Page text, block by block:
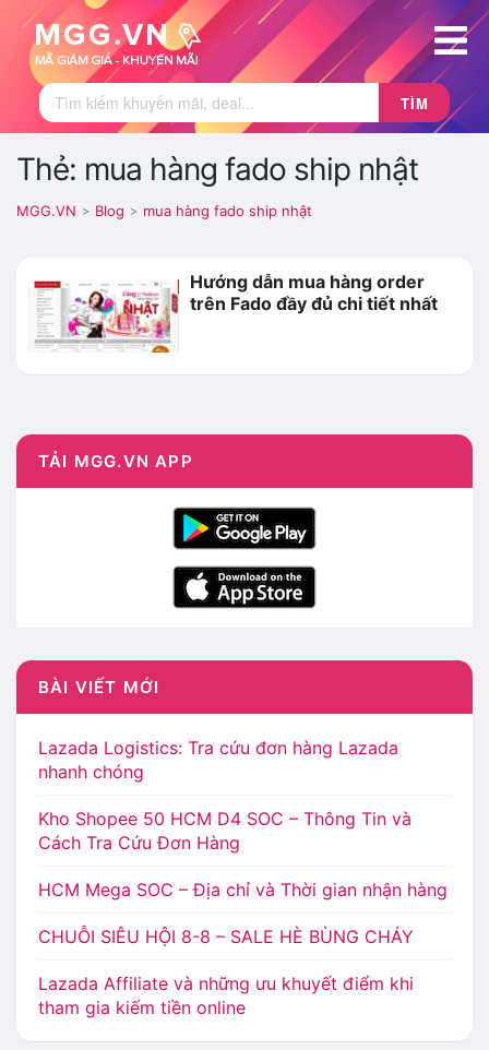
TÌM
Thẻ: mua hàng fado ship nhật
MGG.VN > Blog > mua hàng fado ship nhật
Hướng dẫn mua hàng order
trên Fado đầy đủ chi tiết nhất
TẢI MGG.VN APP
BÀI VIẾT MỚI
Lazada Logistics: Tra cứu đơn hàng Lazada
nhanh chóng
Kho Shopee 50 HCM D4 SOC – Thông Tin và
Cách Tra Cứu Đơn Hàng
HCM Mega SOC – Địa chỉ và Thời gian nhận hàng
CHUỖI SIÊU HỘI 8-8 – SALE HÈ BÙNG CHÁY
Lazada Affiliate và những ưu khuyết điểm khi
tham gia kiếm tiền online